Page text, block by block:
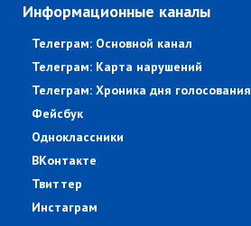
Информационные каналы
Телеграм: Основной канал
Телеграм: Карта нарушений
Телеграм: Хроника дня голосования
Фейсбук
Одноклассники
ВКонтакте
Твиттер
Инстаграм